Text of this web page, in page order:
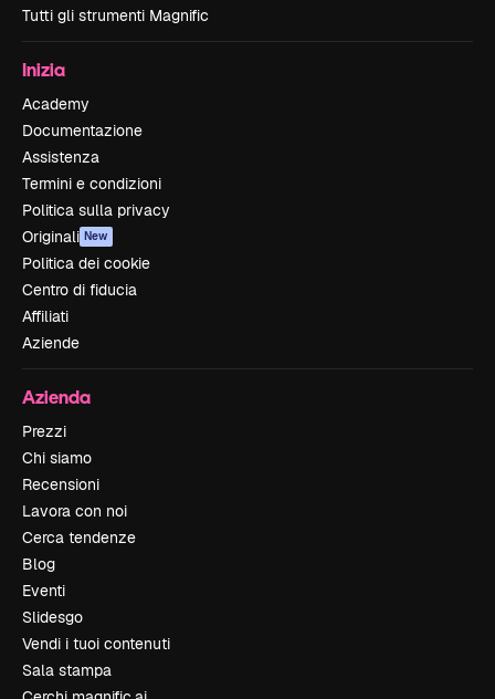
Tutti gli strumenti Magnific
Inizia
Academy
Documentazione
Assistenza
Termini e condizioni
Politica sulla privacy
Originali New
Politica dei cookie
Centro di fiducia
Affiliati
Aziende
Azienda
Prezzi
Chi siamo
Recensioni
Lavora con noi
Cerca tendenze
Blog
Eventi
Slidesgo
Vendi i tuoi contenuti
Sala stampa